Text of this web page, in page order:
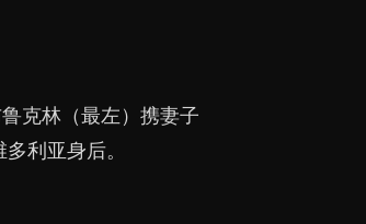
克林（最左）携妻子
利亚身后。